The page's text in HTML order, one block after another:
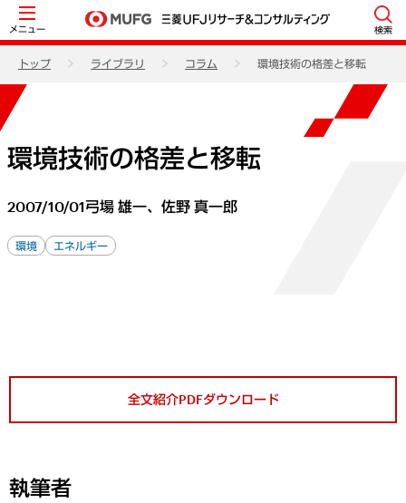
メニュー 検索
トップ ライブラリ コラム 環境技術の格差と移転
環境技術の格差と移転
2007/10/01弓場 雄一、佐野 真一郎
環境 エネルギー
全文紹介PDFダウンロード
執筆者